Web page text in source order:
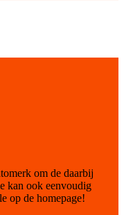
om de daarbij
kan ook eenvoudig
op de homepage!